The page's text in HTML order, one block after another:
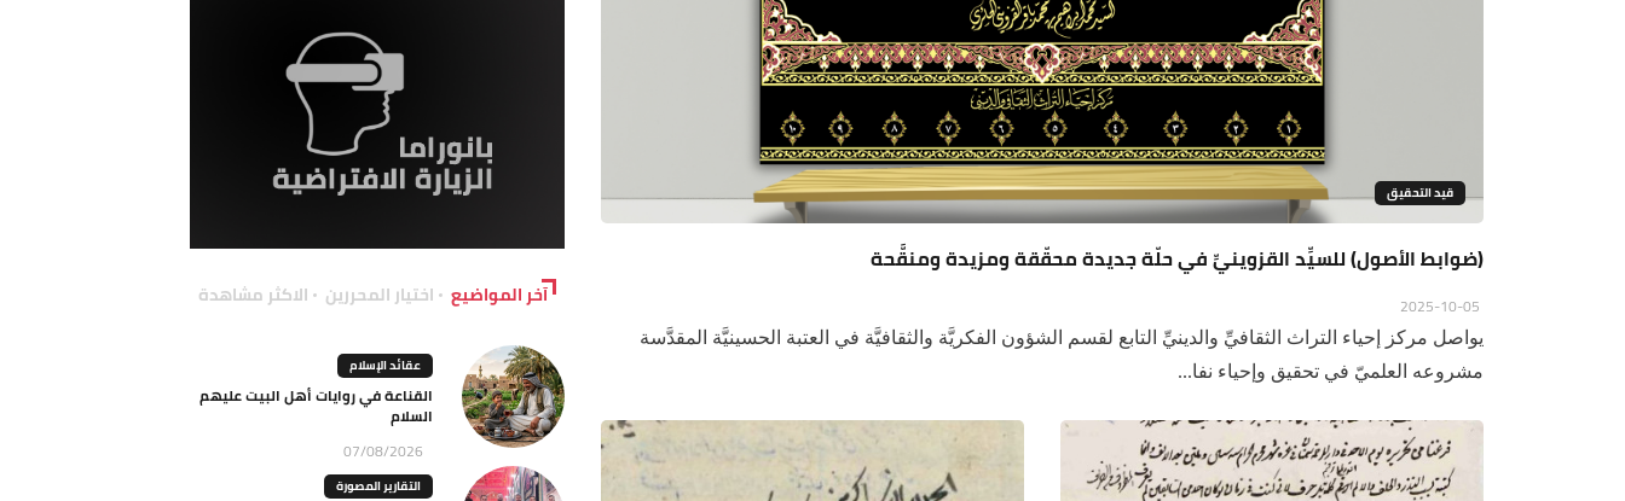
قيد التحقيق
(ضوابط الأصول) للسيِّد القزوينيِّ في حلّة جديدة محقّقة ومزيدة ومنقَّحة
يواصل مركز إحياء التراث الثقافيِّ والدينيِّ التابع لقسم الشؤون الفكريَّة والثقافيَّة في العتبة الحسينيَّة المقدَّسة
مشروعه العلميّ في تحقيق وإحياء نفا...
آخر المواضيع اختيار المحررين الاكثر مشاهدة
عقائد الإسلام
القناعة في روايات أهل البيت عليهم
السلام
07/08/2026
التقارير المصورة